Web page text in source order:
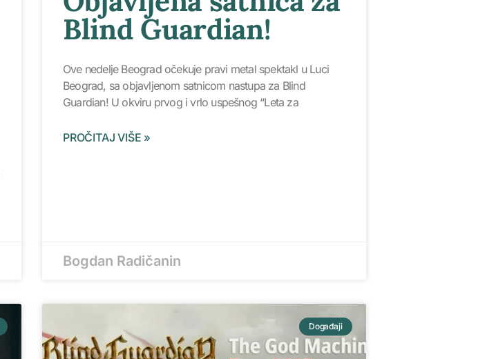
Blind Guardian!
Ove nedelje Beograd očekuje pravi metal spektakl u Luci
Beograd, sa objavljenom satnicom nastupa za Blind
Guardian! U okviru prvog i vrlo uspešnog “Leta za
PROČITAJ VIŠE »
Bogdan Radičanin
Događaji